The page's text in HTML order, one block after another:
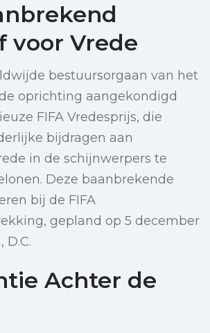
voor Vrede
bestuursorgaan van het
oprichting aangekondigd
FIFA Vredesprijs, die
bijdragen aan
in de schijnwerpers te
Deze baanbrekende
bij de FIFA
gepland op 5 december
D.C.
Achter de